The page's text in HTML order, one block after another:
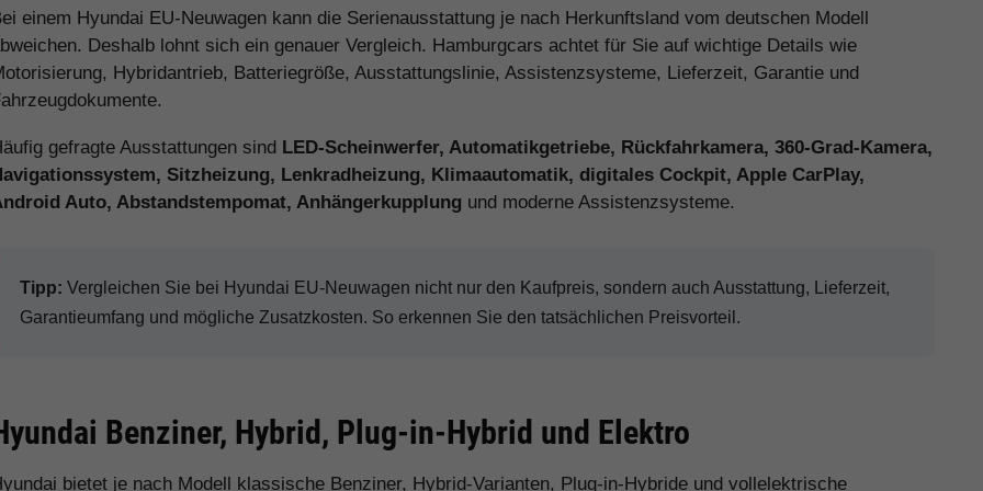
einem Hyundai EU-Neuwagen kann die Serienausstattung je nach Herkunftsland vom deutschen Modell
Deshalb lohnt sich ein genauer Vergleich. Hamburgcars achtet für Sie auf wichtige Details wie
Hybridantrieb, Batteriegröße, Ausstattungslinie, Assistenzsysteme, Lieferzeit, Garantie und
gefragte Ausstattungen sind LED-Scheinwerfer, Automatikgetriebe, Rückfahrkamera, 360-Grad-Kamera,
Sitzheizung, Lenkradheizung, Klimaautomatik, digitales Cockpit, Apple CarPlay,
Auto, Abstandstempomat, Anhängerkupplung und moderne Assistenzsysteme.
Tipp: Vergleichen Sie bei Hyundai EU-Neuwagen nicht nur den Kaufpreis, sondern auch Ausstattung, Lieferzeit,
Garantieumfang und mögliche Zusatzkosten. So erkennen Sie den tatsächlichen Preisvorteil.
Benziner, Hybrid, Plug-in-Hybrid und Elektro
bietet je nach Modell klassische Benziner, Hybrid-Varianten, Plug-in-Hybride und vollelektrische